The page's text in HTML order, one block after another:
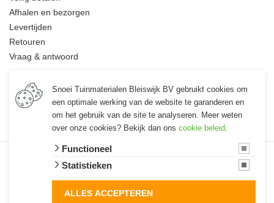
Afhalen en bezorgen
Levertijden
Retouren
Vraag & antwoord
Informatie
Over ons
algemene voorwaarden
Snoei Tuinmaterialen Bleiswijk BV gebruikt cookies om
een optimale werking van de website te garanderen en
om het gebruik van de site te analyseren. Meer weten
over onze cookies? Bekijk dan ons cookie beleid.
Functioneel
Statistieken
ALLES ACCEPTEREN